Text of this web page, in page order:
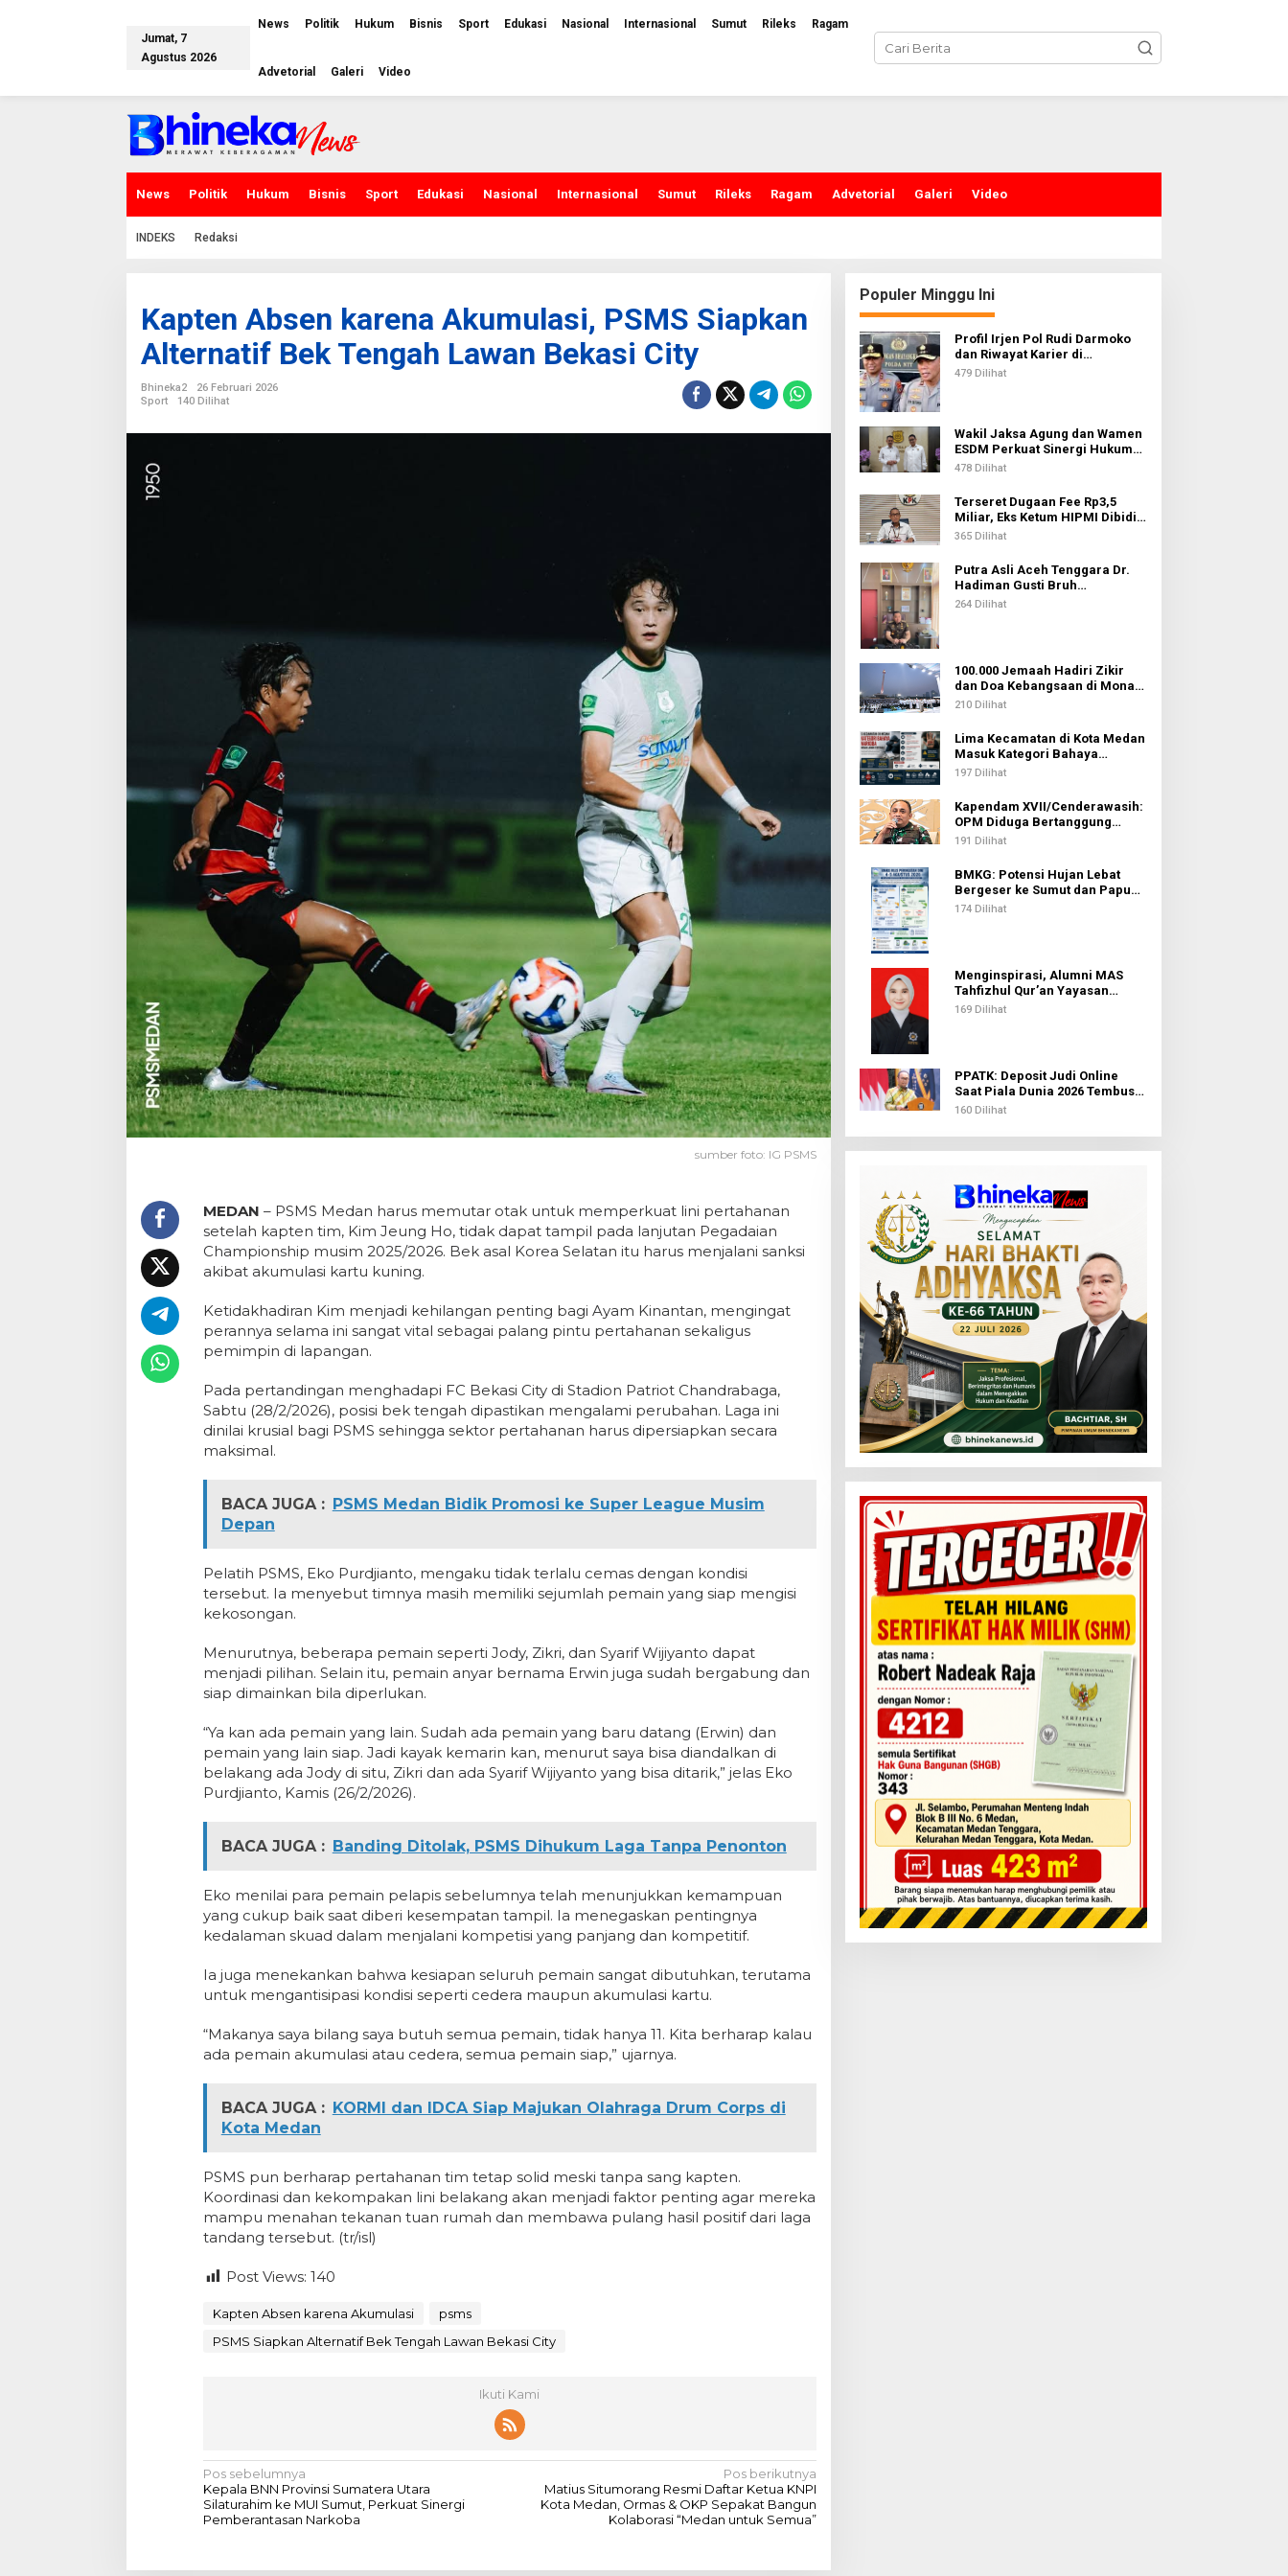
k
Jumat, 7
Agustus 2026
News Politik Hukum Bisnis Sport Edukasi Nasional Internasional Sumut Rileks Ragam
Advetorial Galeri Video
News Politik Hukum Bisnis Sport Edukasi Nasional Internasional Sumut Rileks Ragam Advetorial Galeri Video
INDEKS Redaksi
Kapten Absen karena Akumulasi, PSMS Siapkan
Alternatif Bek Tengah Lawan Bekasi City
Bhineka2
26 Februari 2026
Sport
140 Dilihat
sumber foto: IG PSMS
MEDAN – PSMS Medan harus memutar otak untuk memperkuat lini pertahanan
setelah kapten tim, Kim Jeung Ho, tidak dapat tampil pada lanjutan Pegadaian
Championship musim 2025/2026. Bek asal Korea Selatan itu harus menjalani sanksi
akibat akumulasi kartu kuning.
Ketidakhadiran Kim menjadi kehilangan penting bagi Ayam Kinantan, mengingat
perannya selama ini sangat vital sebagai palang pintu pertahanan sekaligus
pemimpin di lapangan.
Pada pertandingan menghadapi FC Bekasi City di Stadion Patriot Chandrabaga,
Sabtu (28/2/2026), posisi bek tengah dipastikan mengalami perubahan. Laga ini
dinilai krusial bagi PSMS sehingga sektor pertahanan harus dipersiapkan secara
maksimal.
BACA JUGA : PSMS Medan Bidik Promosi ke Super League Musim
Depan
Pelatih PSMS, Eko Purdjianto, mengaku tidak terlalu cemas dengan kondisi
tersebut. Ia menyebut timnya masih memiliki sejumlah pemain yang siap mengisi
kekosongan.
Menurutnya, beberapa pemain seperti Jody, Zikri, dan Syarif Wijiyanto dapat
menjadi pilihan. Selain itu, pemain anyar bernama Erwin juga sudah bergabung dan
siap dimainkan bila diperlukan.
“Ya kan ada pemain yang lain. Sudah ada pemain yang baru datang (Erwin) dan
pemain yang lain siap. Jadi kayak kemarin kan, menurut saya bisa diandalkan di
belakang ada Jody di situ, Zikri dan ada Syarif Wijiyanto yang bisa ditarik,” jelas Eko
Purdjianto, Kamis (26/2/2026).
BACA JUGA : Banding Ditolak, PSMS Dihukum Laga Tanpa Penonton
Eko menilai para pemain pelapis sebelumnya telah menunjukkan kemampuan
yang cukup baik saat diberi kesempatan tampil. Ia menegaskan pentingnya
kedalaman skuad dalam menjalani kompetisi yang panjang dan kompetitif.
Ia juga menekankan bahwa kesiapan seluruh pemain sangat dibutuhkan, terutama
untuk mengantisipasi kondisi seperti cedera maupun akumulasi kartu.
“Makanya saya bilang saya butuh semua pemain, tidak hanya 11. Kita berharap kalau
ada pemain akumulasi atau cedera, semua pemain siap,” ujarnya.
BACA JUGA : KORMI dan IDCA Siap Majukan Olahraga Drum Corps di
Kota Medan
PSMS pun berharap pertahanan tim tetap solid meski tanpa sang kapten.
Koordinasi dan kekompakan lini belakang akan menjadi faktor penting agar mereka
mampu menahan tekanan tuan rumah dan membawa pulang hasil positif dari laga
tandang tersebut. (tr/isl)
Post Views: 140
Kapten Absen karena Akumulasi
psms
PSMS Siapkan Alternatif Bek Tengah Lawan Bekasi City
Ikuti Kami
N
a
v
Pos sebelumnya
Kepala BNN Provinsi Sumatera Utara
Silaturahim ke MUI Sumut, Perkuat Sinergi
Pemberantasan Narkoba
Pos berikutnya
Matius Situmorang Resmi Daftar Ketua KNPI
Kota Medan, Ormas & OKP Sepakat Bangun
Kolaborasi “Medan untuk Semua”
Populer Minggu Ini
Profil Irjen Pol Rudi Darmoko
dan Riwayat Karier di
Kepolisian
479 Dilihat
Wakil Jaksa Agung dan Wamen
ESDM Perkuat Sinergi Hukum
untuk Kawal Sektor Energi
478 Dilihat
Terseret Dugaan Fee Rp3,5
Miliar, Eks Ketum HIPMI Dibidik
KPK
365 Dilihat
Putra Asli Aceh Tenggara Dr.
Hadiman Gusti Bruh
Diamanahkan sebagai Kajari
264 Dilihat
100.000 Jemaah Hadiri Zikir
dan Doa Kebangsaan di Monas,
Wujud Syukur atas
210 Dilihat
Lima Kecamatan di Kota Medan
Masuk Kategori Bahaya
Narkoba, Medan Johor
197 Dilihat
Kapendam XVII/Cenderawasih:
OPM Diduga Bertanggung
Jawab atas Penembakan Lima
191 Dilihat
BMKG: Potensi Hujan Lebat
Bergeser ke Sumut dan Papua
Pegunungan pada 5 Agustus
174 Dilihat
Menginspirasi, Alumni MAS
Tahfizhul Qur’an Yayasan
Islamic Centre Sumut Raih
169 Dilihat
PPATK: Deposit Judi Online
Saat Piala Dunia 2026 Tembus
Rp1,02 Triliun, QRIS Jadi Kanal
160 Dilihat